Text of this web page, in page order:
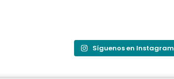
Síguenos en Instagram